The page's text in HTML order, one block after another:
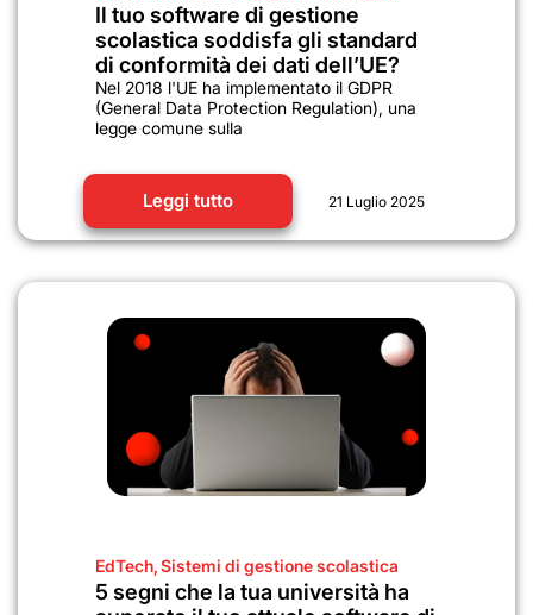
Il tuo software di gestione
scolastica soddisfa gli standard
di conformità dei dati dell’UE?
Nel 2018 l'UE ha implementato il GDPR
(General Data Protection Regulation), una
legge comune sulla
Leggi tutto 21 Luglio 2025
EdTech,Sistemi di gestione scolastica
5 segni che la tua università ha